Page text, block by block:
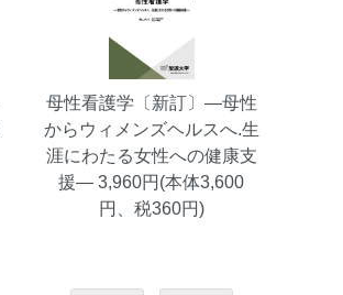
母性看護学〔新訂〕―母性
からウィメンズヘルスへ.生
涯にわたる女性への健康支
援― 3,960円(本体3,600
円、税360円)